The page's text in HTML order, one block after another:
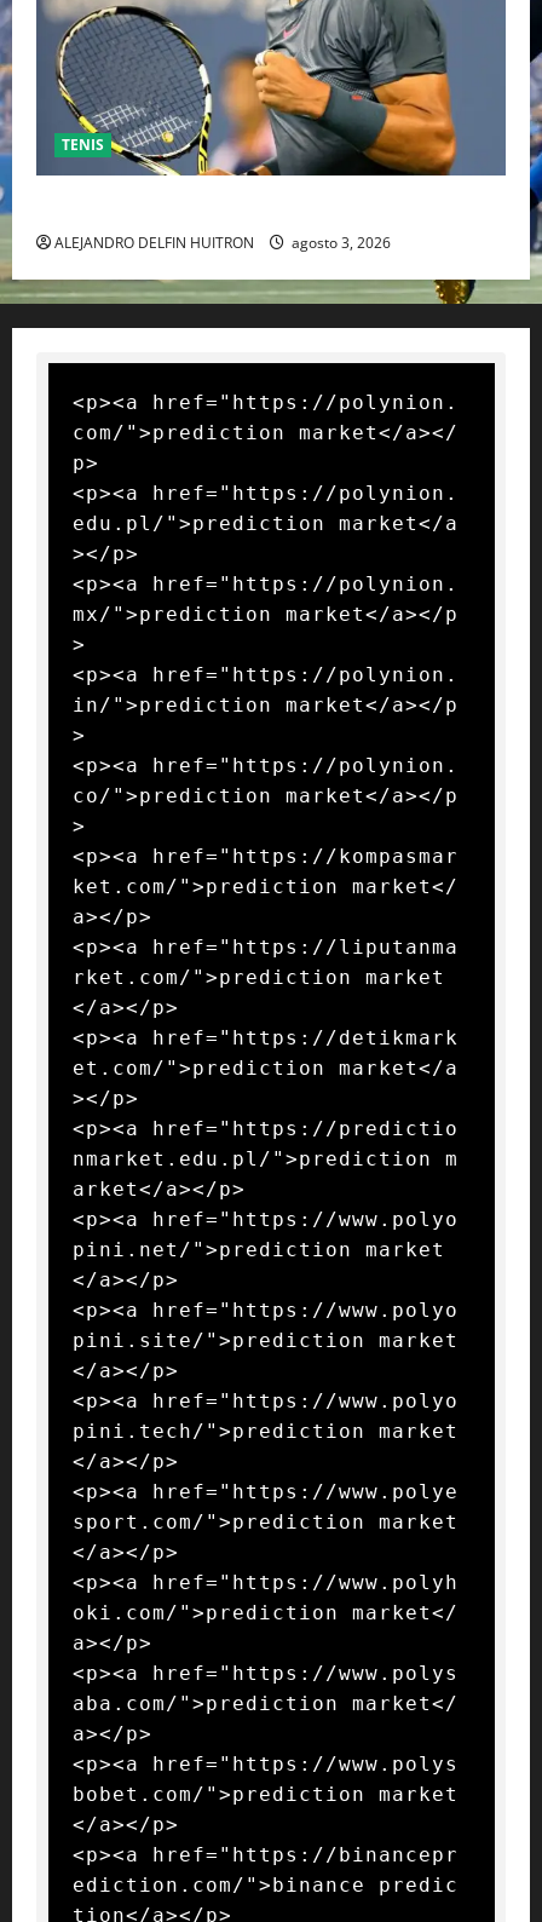
TENIS
ALEJANDRO DELFIN HUITRON agosto 3, 2026
<p><a href="https://polynion.
com/">prediction market</a></
p>
<p><a href="https://polynion.
edu.pl/">prediction market</a
></p>
<p><a href="https://polynion.
mx/">prediction market</a></p
>
<p><a href="https://polynion.
in/">prediction market</a></p
>
<p><a href="https://polynion.
co/">prediction market</a></p
>
<p><a href="https://kompasmar
ket.com/">prediction market</
a></p>
<p><a href="https://liputanma
rket.com/">prediction market
</a></p>
<p><a href="https://detikmark
et.com/">prediction market</a
></p>
<p><a href="https://predictio
nmarket.edu.pl/">prediction m
arket</a></p>
<p><a href="https://www.polyo
pini.net/">prediction market
</a></p>
<p><a href="https://www.polyo
pini.site/">prediction market
</a></p>
<p><a href="https://www.polyo
pini.tech/">prediction market
</a></p>
<p><a href="https://www.polye
sport.com/">prediction market
</a></p>
<p><a href="https://www.polyh
oki.com/">prediction market</
a></p>
<p><a href="https://www.polys
aba.com/">prediction market</
a></p>
<p><a href="https://www.polys
bobet.com/">prediction market
</a></p>
<p><a href="https://binancepr
ediction.com/">binance predic
tion</a></p>